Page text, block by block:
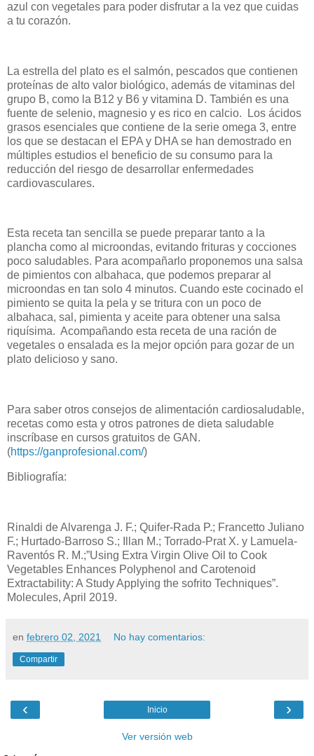
azul con vegetales para poder disfrutar a la vez que cuidas
a tu corazón.
La estrella del plato es el salmón, pescados que contienen
proteínas de alto valor biológico, además de vitaminas del
grupo B, como la B12 y B6 y vitamina D. También es una
fuente de selenio, magnesio y es rico en calcio. Los ácidos
grasos esenciales que contiene de la serie omega 3, entre
los que se destacan el EPA y DHA se han demostrado en
múltiples estudios el beneficio de su consumo para la
reducción del riesgo de desarrollar enfermedades
cardiovasculares.
Esta receta tan sencilla se puede preparar tanto a la
plancha como al microondas, evitando frituras y cocciones
poco saludables. Para acompañarlo proponemos una salsa
de pimientos con albahaca, que podemos preparar al
microondas en tan solo 4 minutos. Cuando este cocinado el
pimiento se quita la pela y se tritura con un poco de
albahaca, sal, pimienta y aceite para obtener una salsa
riquísima. Acompañando esta receta de una ración de
vegetales o ensalada es la mejor opción para gozar de un
plato delicioso y sano.
Para saber otros consejos de alimentación cardiosaludable,
recetas como esta y otros patrones de dieta saludable
inscríbase en cursos gratuitos de GAN.
(https://ganprofesional.com/)
Bibliografía:
Rinaldi de Alvarenga J. F.; Quifer-Rada P.; Francetto Juliano
F.; Hurtado-Barroso S.; Illan M.; Torrado-Prat X. y Lamuela-
Raventós R. M.;”Using Extra Virgin Olive Oil to Cook
Vegetables Enhances Polyphenol and Carotenoid
Extractability: A Study Applying the sofrito Techniques”.
Molecules, April 2019.
en febrero 02, 2021 No hay comentarios:
Compartir
‹ ›
Inicio
Ver versión web